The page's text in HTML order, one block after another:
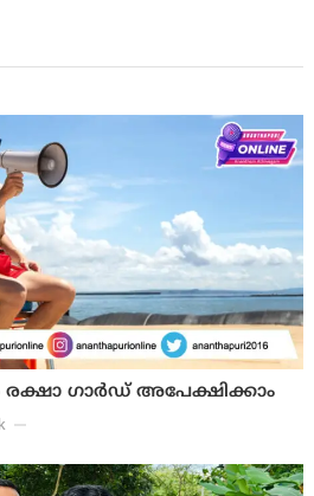
ഗാർഡ് അപേക്ഷിക്കാം